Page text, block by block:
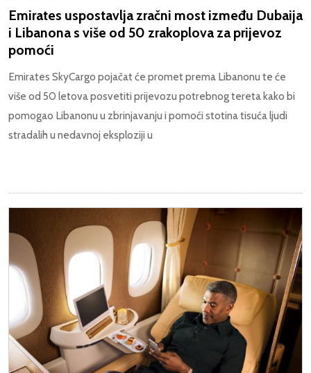
Emirates uspostavlja zračni most između Dubaija
i Libanona s više od 50 zrakoplova za prijevoz
pomoći
Emirates SkyCargo pojačat će promet prema Libanonu te će
više od 50 letova posvetiti prijevozu potrebnog tereta kako bi
pomogao Libanonu u zbrinjavanju i pomoći stotina tisuća ljudi
stradalih u nedavnoj eksploziji u